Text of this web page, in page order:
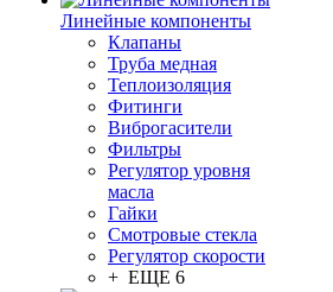
Линейные компоненты
Клапаны
Труба медная
Теплоизоляция
Фитинги
Виброгасители
Фильтры
Регулятор уровня
масла
Гайки
Смотровые стекла
Регулятор скорости
+ ЕЩЕ 6